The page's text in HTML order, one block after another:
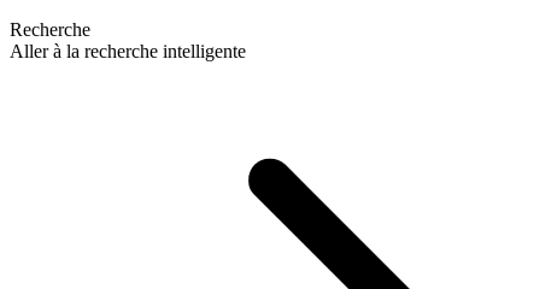
Recherche
Aller à la recherche intelligente